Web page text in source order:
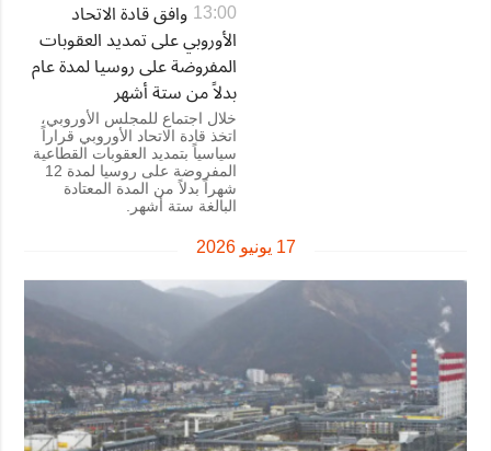
13:00 وافق قادة الاتحاد
الأوروبي على تمديد العقوبات
المفروضة على روسيا لمدة عام
بدلاً من ستة أشهر
خلال اجتماع للمجلس الأوروبي،
اتخذ قادة الاتحاد الأوروبي قراراً
سياسياً بتمديد العقوبات القطاعية
المفروضة على روسيا لمدة 12
شهراً بدلاً من المدة المعتادة
البالغة ستة أشهر.
17 يونيو 2026